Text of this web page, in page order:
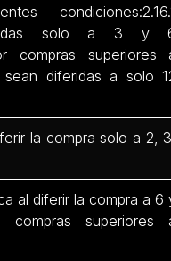
solo a 3 y
compras superiores
sean diferidas a solo
la compra solo a 2,
al diferir la compra a 6
superiores